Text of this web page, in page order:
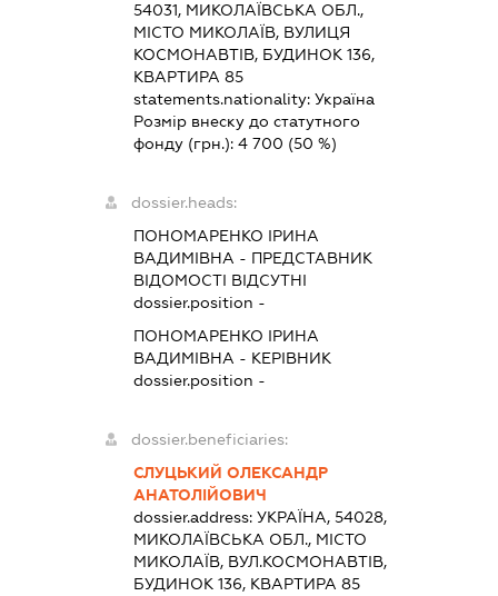
54031, МИКОЛАЇВСЬКА ОБЛ.,
МІСТО МИКОЛАЇВ, ВУЛИЦЯ
КОСМОНАВТІВ, БУДИНОК 136,
КВАРТИРА 85
statements.nationality: Україна
Розмір внеску до статутного
фонду (грн.): 4 700 (50 %)
dossier.heads:
ПОНОМАРЕНКО ІРИНА
ВАДИМІВНА - ПРЕДСТАВНИК
ВІДОМОСТІ ВІДСУТНІ
dossier.position -
ПОНОМАРЕНКО ІРИНА
ВАДИМІВНА - КЕРІВНИК
dossier.position -
dossier.beneficiaries:
СЛУЦЬКИЙ ОЛЕКСАНДР
АНАТОЛІЙОВИЧ
dossier.address: УКРАЇНА, 54028,
МИКОЛАЇВСЬКА ОБЛ., МІСТО
МИКОЛАЇВ, ВУЛ.КОСМОНАВТІВ,
БУДИНОК 136, КВАРТИРА 85